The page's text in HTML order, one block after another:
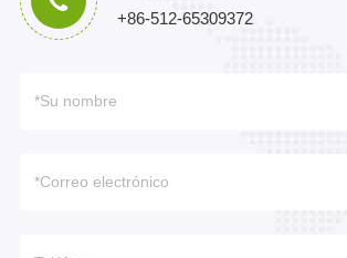
+86-512-65309372